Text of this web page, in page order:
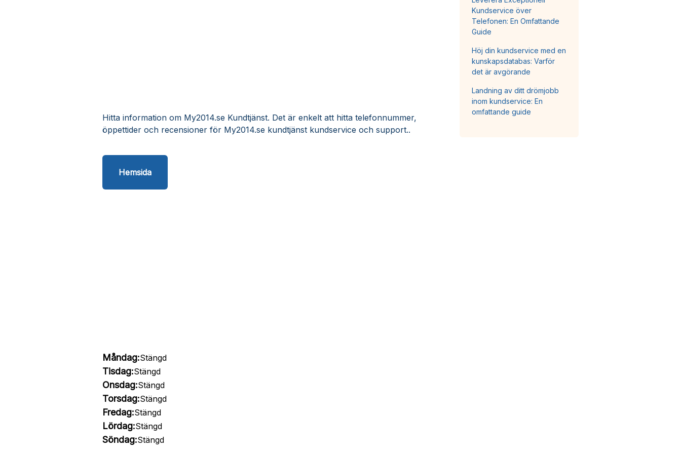
Hitta information om My2014.se Kundtjänst. Det är enkelt att hitta telefonnummer,
öppettider och recensioner för My2014.se kundtjänst kundservice och support..
Hemsida
Måndag:Stängd
Tisdag:Stängd
Onsdag:Stängd
Torsdag:Stängd
Fredag:Stängd
Lördag:Stängd
Söndag:Stängd
Kundservice över
Telefonen: En Omfattande
Guide
Höj din kundservice med en
kunskapsdatabas: Varför
det är avgörande
Landning av ditt drömjobb
inom kundservice: En
omfattande guide